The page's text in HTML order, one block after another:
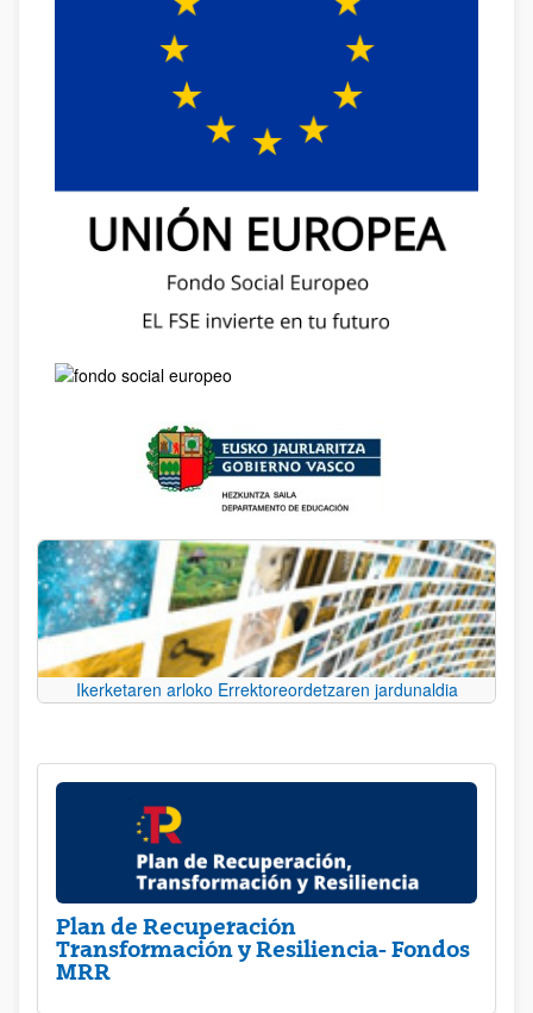
Ikerketaren arloko Errektoreordetzaren jardunaldia
Plan de Recuperación
Transformación y Resiliencia- Fondos
MRR